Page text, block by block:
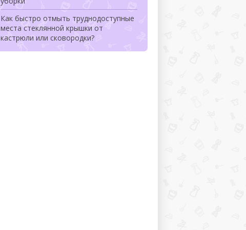
Как быстро отмыть труднодоступные
места стеклянной крышки от
кастрюли или сковородки?